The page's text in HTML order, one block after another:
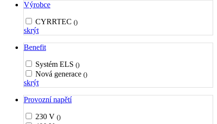
Výrobce
CYRRTEC ()
skrýt
Benefit
Systém ELS ()
Nová generace ()
skrýt
Provozní napětí
230 V ()